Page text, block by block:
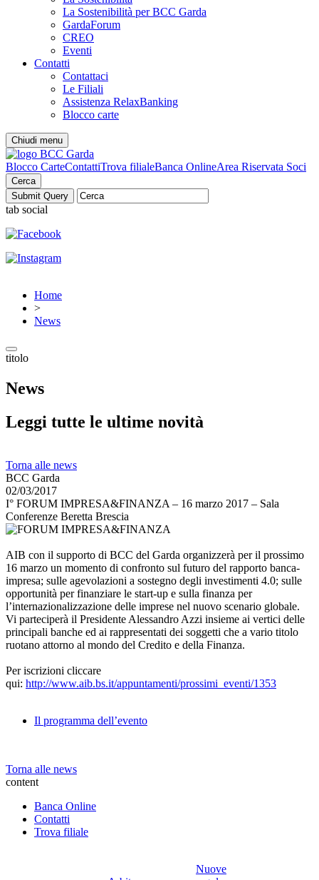
La Sostenibilità per BCC Garda
GardaForum
CREO
Eventi
Contatti
Contattaci
Le Filiali
Assistenza RelaxBanking
Blocco carte
Chiudi menu
Blocco CarteContattiTrova filialeBanca OnlineArea Riservata Soci
Cerca
tab social
Home
>
News
titolo
News
Leggi tutte le ultime novità
Torna alle news
BCC Garda
02/03/2017
I° FORUM IMPRESA&FINANZA – 16 marzo 2017 – Sala
Conferenze Beretta Brescia
AIB con il supporto di BCC del Garda organizzerà per il prossimo
16 marzo un momento di confronto sul futuro del rapporto banca-
impresa; sulle agevolazioni a sostegno degli investimenti 4.0; sulle
opportunità per finanziare le start-up e sulla finanza per
l’internazionalizzazione delle imprese nel nuovo scenario globale.
Vi parteciperà il Presidente Alessandro Azzi insieme ai vertici delle
principali banche ed ai rappresentati dei soggetti che a vario titolo
ruotano attorno al mondo del Credito e della Finanza.
Per iscrizioni cliccare
qui: http://www.aib.bs.it/appuntamenti/prossimi_eventi/1353
Il programma dell’evento
Torna alle news
content
Banca Online
Contatti
Trova filiale
Nuove